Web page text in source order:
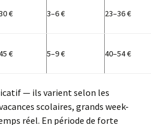
€ 3–6 € 23–36 €
€ 5–9 € 40–54 €
— ils varient selon les
scolaires, grands week-
réel. En période de forte